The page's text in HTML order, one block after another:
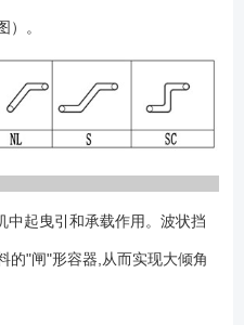
）。
起曳引和承载作用。波状挡
的"闸"形容器,从而实现大倾角